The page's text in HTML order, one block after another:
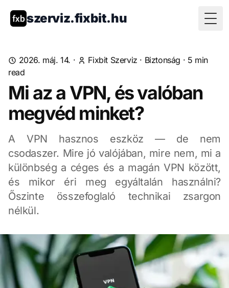
szerviz.fixbit.hu
2026. máj. 14. · Fixbit Szerviz · Biztonság · 5 min
read
Mi az a VPN, és valóban
megvéd minket?
A VPN hasznos eszköz — de nem
csodaszer. Mire jó valójában, mire nem, mi a
különbség a céges és a magán VPN között,
és mikor éri meg egyáltalán használni?
Őszinte összefoglaló technikai zsargon
nélkül.